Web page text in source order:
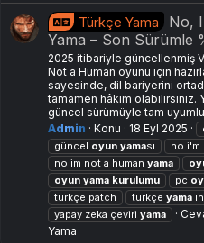
Türkçe Yama
No,
Yama – Son Sürümle
2025 itibariyle güncellenmiş
Not a Human oyunu için
sayesinde, dil bariyerini
tamamen hâkim olabilirsiniz.
güncel sürümüyle tam
Admin
Konu 18 Eyl 2025
güncel oyun yaması no i'm
no im not a human yama
oyun yama kurulumu pc
türkçe patch
türkçe yama
yapay zeka çeviri yama
Yama